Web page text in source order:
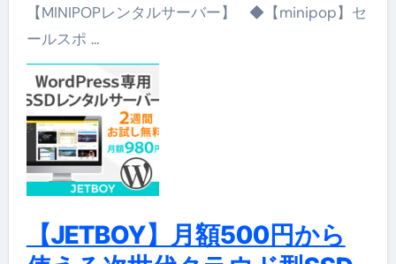
【MINIPOPレンタルサーバー】 ◆【minipop】セ
ールスポ …
【JETBOY】月額500円から